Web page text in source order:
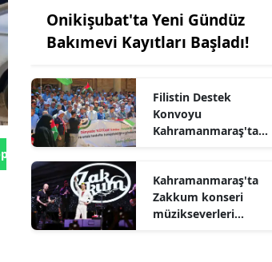
Gönder
Onikişubat'ta Yeni Gündüz
Bakımevi Kayıtları Başladı!
Filistin Destek
Konvoyu
Kahramanmaraş'ta
Kahramanmaraş'ta
Zakkum konseri
müzikseverleri